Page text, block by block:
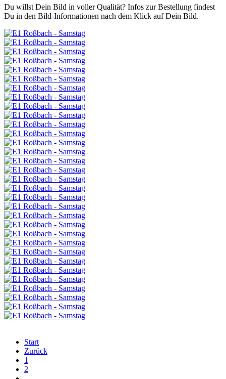
Du willst Dein Bild in voller Qualität? Infos zur Bestellung findest
Du in den Bild-Informationen nach dem Klick auf Dein Bild.
Start
Zurück
1
2